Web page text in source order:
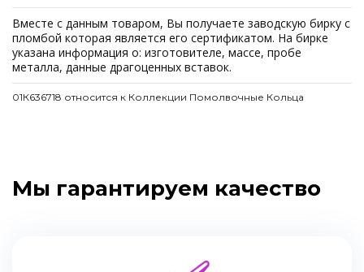
Вместе с данным товаром, Вы получаете заводскую бирку с
пломбой которая является его сертификатом. На бирке
указана информация о: изготовителе, массе, пробе
металла, данные драгоценных вставок.
01К636718 относится к Коллекции Помолвочные Кольца
Мы гарантируем качество